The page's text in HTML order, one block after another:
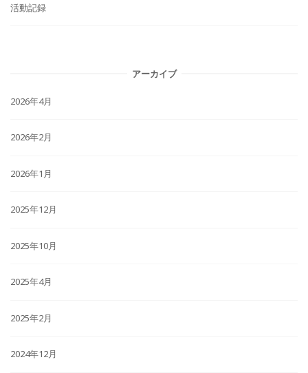
活動記録
アーカイブ
2026年4月
2026年2月
2026年1月
2025年12月
2025年10月
2025年4月
2025年2月
2024年12月